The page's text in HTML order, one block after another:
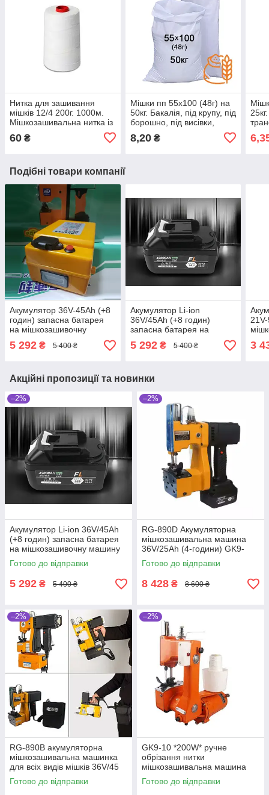
Нитка для зашивання
мішків 12/4 200г. 1000м.
Мішкозашивальна нитка із
крученого поліестеру в 4
складання.
60 ₴
Мішки пп 55x100 (48г) на
50кг. Бакалія, під крупу, під
борошно, під висівки,
8,20₴
Подібні товари компанії
Акумулятор 36V-45Ah (+8
годин) запасна батарея
на мішкозашивочну
машину RG-890B
5 292 ₴ 5 400 ₴
Акумулятор Li-ion
36V/45Ah (+8 годин)
запасна батарея на
мішкозашивочну машину
GK9-890D 36V/25-45Ah
5 292₴ 5 400 ₴ 3
Акційні пропозиції та новинки
–2%
Акумулятор Li-ion 36V/45Ah
(+8 годин) запасна батарея
на мішкозашивочну машину
GK9-890D 36V/25-45Ah
Готово до відправки
5 292 ₴ 5 400 ₴
–2%
RG-890D Акумуляторна
мішкозашивальна машина
36V/25Ah (4-години) GK9-
890D
Готово до відправки
8 428 ₴ 8 600 ₴
–2%
RG-890B акумуляторна
мішкозашивальна машинка
для всіх видів мішків 36V/45
Ah - 8 годин
Готово до відправки
–2%
GK9-10 *200W* ручне
обрізання нитки
мішкозашивальна машина
Готово до відправки